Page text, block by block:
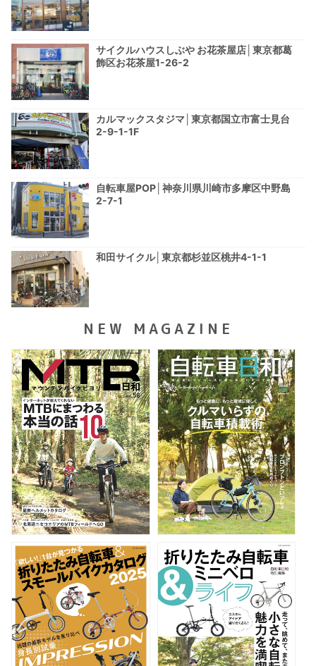
サイクルハウスしぶや お花茶屋店│東京都葛
飾区お花茶屋1-26-2
カルマックスタジマ│東京都国立市富士見台
2-9-1-1F
自転車屋POP│神奈川県川崎市多摩区中野島
2-7-1
和田サイクル│東京都杉並区桃井4-1-1
NEW MAGAZINE